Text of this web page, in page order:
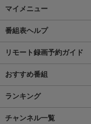
マイメニュー
番組表ヘルプ
リモート録画予約ガイド
おすすめ番組
ランキング
チャンネル一覧